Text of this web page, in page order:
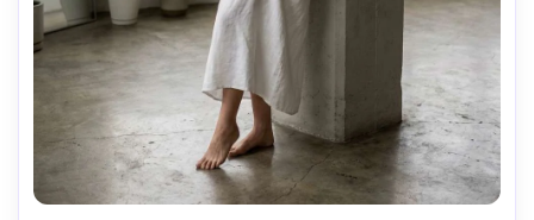
Crie imagens com
IA sem limites.
100% grátis!
Comece Grátis →